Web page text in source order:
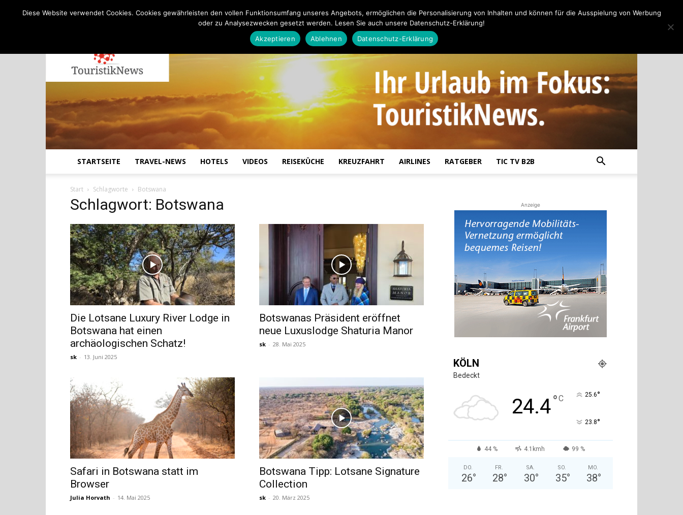
|
Touristiknews
und
Reiseempfehlungen.
STARTSEITE TRAVEL-NEWS HOTELS VIDEOS REISEKÜCHE KREUZFAHRT AIRLINES RATGEBER TIC TV B2B
Start Schlagworte Botswana
Schlagwort: Botswana
Die Lotsane Luxury River Lodge in
Botswana hat einen
archäologischen Schatz!
sk - 13. Juni 2025
Botswanas Präsident eröffnet
neue Luxuslodge Shaturia Manor
sk - 28. Mai 2025
Safari in Botswana statt im
Browser
Julia Horvath - 14. Mai 2025
Botswana Tipp: Lotsane Signature
Collection
sk - 20. März 2025
Anzeige
KÖLN
Bedeckt
24.4°C 25.6°
23.8°
44 % 4.1kmh 99 %
DO.
26°
FR.
28°
SA.
30°
SO.
35°
MO.
38°
Diese Website verwendet Cookies. Cookies gewährleisten den vollen Funktionsumfang unseres Angebots, ermöglichen die Personalisierung von Inhalten und können für die Ausspielung von Werbung
oder zu Analysezwecken gesetzt werden. Lesen Sie auch unsere Datenschutz-Erklärung!
Akzeptieren
Ablehnen Datenschutz-Erklärung